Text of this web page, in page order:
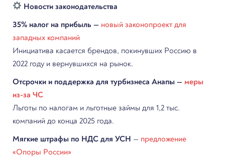
Новости законодательства
35% налог на прибыль — новый законопроект для
западных компаний
Инициатива касается брендов, покинувших Россию в
2022 году и вернувшихся на рынок.
Отсрочки и поддержка для турбизнеса Анапы — меры
из-за ЧС
Льготы по налогам и льготные займы для 1,2 тыс.
компаний до конца 2025 года.
Мягкие штрафы по НДС для УСН — предложение
«Опоры России»